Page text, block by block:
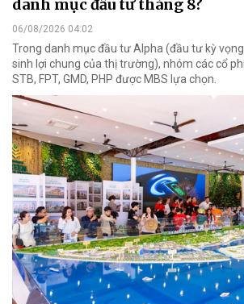
danh mục đầu tư tháng 8?
06/08/2026 04:02
Trong danh mục đầu tư Alpha (đầu tư kỳ
sinh lợi chung của thị trường), nhóm các cổ
STB, FPT, GMD, PHP được MBS lựa chọn.